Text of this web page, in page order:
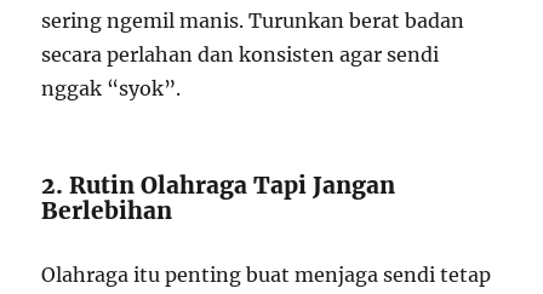
sering ngemil manis. Turunkan berat badan
secara perlahan dan konsisten agar sendi
nggak “syok”.
2. Rutin Olahraga Tapi Jangan
Berlebihan
Olahraga itu penting buat menjaga sendi tetap